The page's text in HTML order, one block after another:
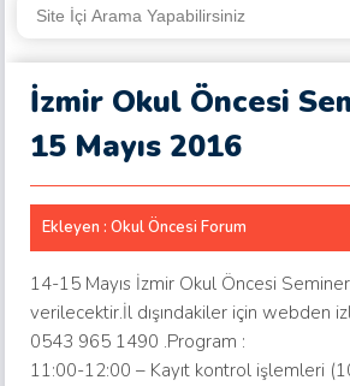
İzmir Okul Öncesi
15 Mayıs 2016
Ekleyen : Okul Öncesi Forum
14-15 Mayıs İzmir Okul Öncesi
verilecektir.İl dışındakiler için webden
0543 965 1490 .Program :
11:00-12:00 – Kayıt kontrol işlemleri